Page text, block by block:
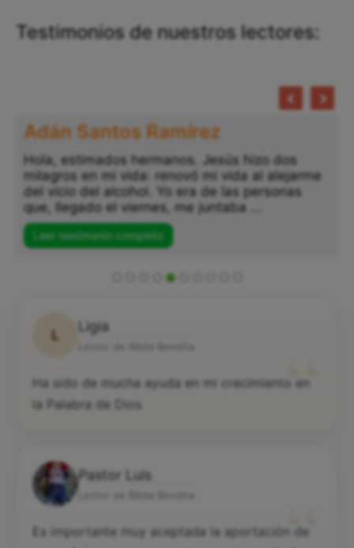
Testimonios de nuestros lectores:
Adán Santos Ramírez
Hola, estimados hermanos. Jesús hizo dos
milagros en mi vida: renovó mi vida al alejarme
del vicio del alcohol. Yo era de las personas
que, llegado el viernes, me juntaba ...
Leer testimonio completo
L
Ligia
“
Ha sido de mucha ayuda en mi crecimiento en
la Palabra de Dios
Pastor Luis
Es importante muy aceptada la aportación de